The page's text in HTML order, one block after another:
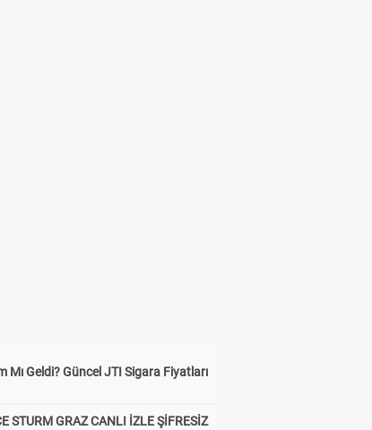
Mı Geldi? Güncel JTI Sigara Fiyatları
STURM GRAZ CANLI İZLE ŞİFRESİZ